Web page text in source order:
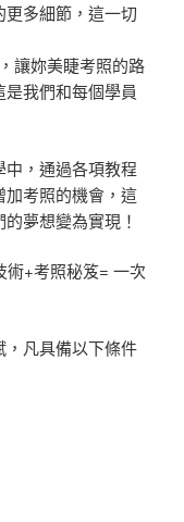
多細節，這一切
讓妳美睫考照的路
是我們和每個學員
，通過各項教程
加考照的機會，這
夢想變為實現！
術+考照秘笈= 一次
凡具備以下條件